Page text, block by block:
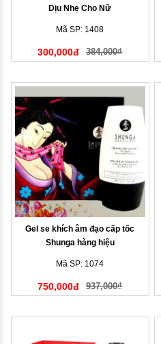
Dịu Nhẹ Cho Nữ
Mã SP: 1408
300,000đ 384,000₫
Gel se khích âm đạo cấp tốc
Shunga hàng hiệu
Mã SP: 1074
750,000đ 937,000₫